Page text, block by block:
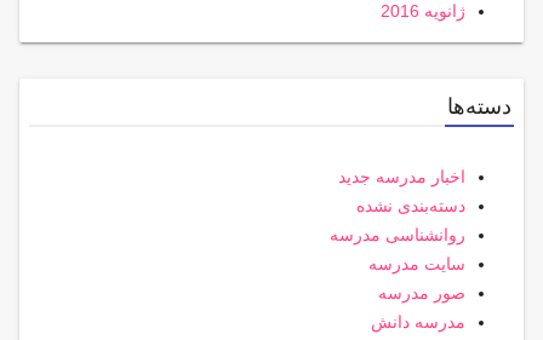
ژانویه 2016
دسته‌ها
اخبار مدرسه جدید
دسته‌بندی نشده
روانشناسی مدرسه
سایت مدرسه
صور مدرسه
مدرسه دانش